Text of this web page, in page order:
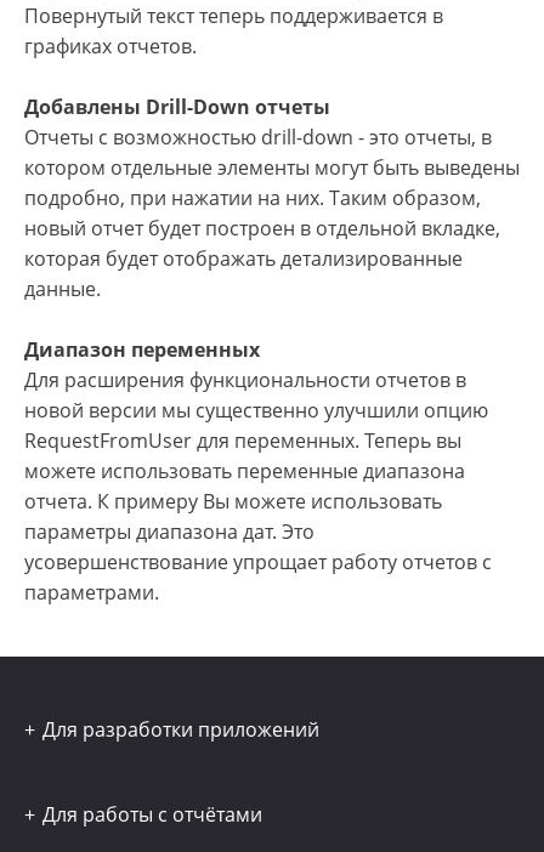
Повернутый текст теперь поддерживается в
графиках отчетов.
Добавлены Drill-Down отчеты
Отчеты с возможностью drill-down - это отчеты, в
котором отдельные элементы могут быть выведены
подробно, при нажатии на них. Таким образом,
новый отчет будет построен в отдельной вкладке,
которая будет отображать детализированные
данные.
Диапазон переменных
Для расширения функциональности отчетов в
новой версии мы существенно улучшили опцию
RequestFromUser для переменных. Теперь вы
можете использовать переменные диапазона
отчета. К примеру Вы можете использовать
параметры диапазона дат. Это
усовершенствование упрощает работу отчетов с
параметрами.
Для разработки приложений
Для работы с отчётами